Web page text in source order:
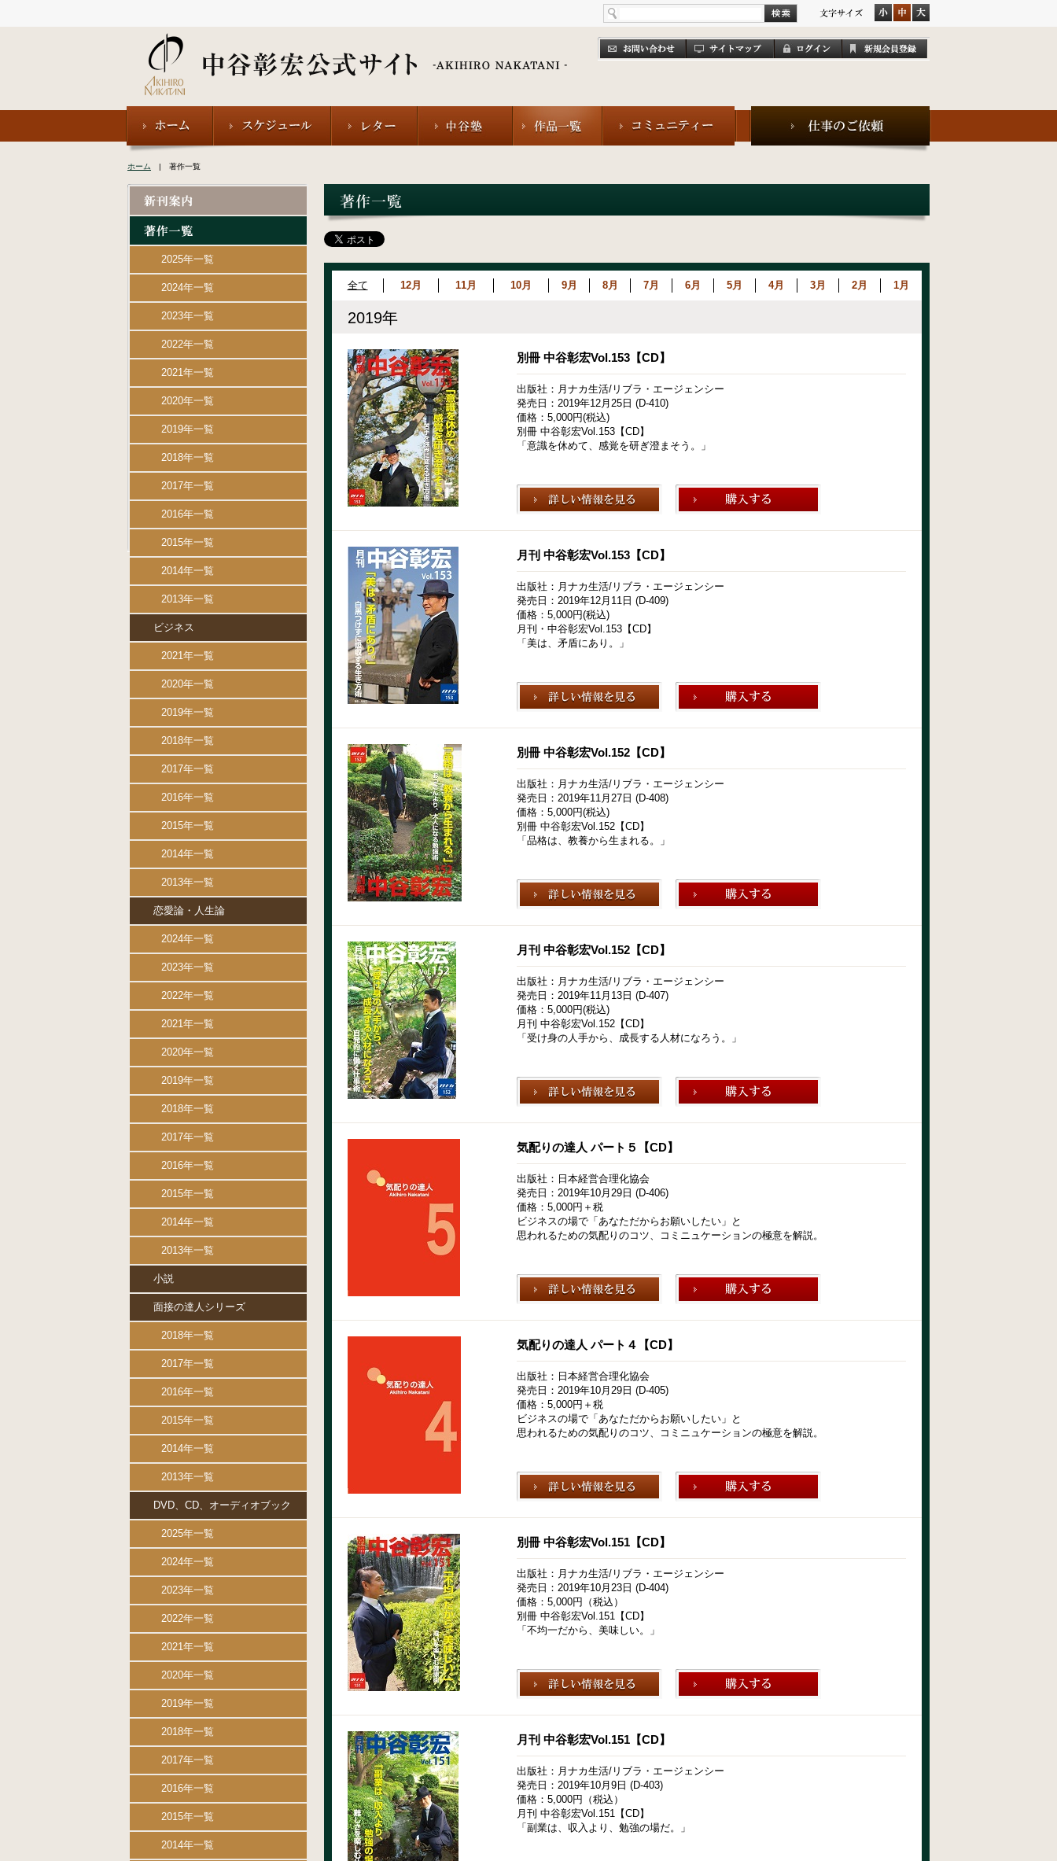
ホーム | 著作一覧
全て 12月 11月 10月 9月 8月 7月 6月 5月 4月 3月 2月 1月
2019年
別冊 中谷彰宏Vol.153【CD】
出版社：月ナカ生活/リブラ・エージェンシー
発売日：2019年12月25日 (D-410)
価格：5,000円(税込)
別冊 中谷彰宏Vol.153【CD】
「意識を休めて、感覚を研ぎ澄まそう。」
月刊 中谷彰宏Vol.153【CD】
出版社：月ナカ生活/リブラ・エージェンシー
発売日：2019年12月11日 (D-409)
価格：5,000円(税込)
月刊・中谷彰宏Vol.153【CD】
「美は、矛盾にあり。」
別冊 中谷彰宏Vol.152【CD】
出版社：月ナカ生活/リブラ・エージェンシー
発売日：2019年11月27日 (D-408)
価格：5,000円(税込)
別冊 中谷彰宏Vol.152【CD】
「品格は、教養から生まれる。」
月刊 中谷彰宏Vol.152【CD】
出版社：月ナカ生活/リブラ・エージェンシー
発売日：2019年11月13日 (D-407)
価格：5,000円(税込)
月刊 中谷彰宏Vol.152【CD】
「受け身の人手から、成長する人材になろう。」
気配りの達人 パート５【CD】
出版社：日本経営合理化協会
発売日：2019年10月29日 (D-406)
価格：5,000円＋税
ビジネスの場で「あなただからお願いしたい」と
思われるための気配りのコツ、コミニュケーションの極意を解説。
気配りの達人 パート４【CD】
出版社：日本経営合理化協会
発売日：2019年10月29日 (D-405)
価格：5,000円＋税
ビジネスの場で「あなただからお願いしたい」と
思われるための気配りのコツ、コミニュケーションの極意を解説。
別冊 中谷彰宏Vol.151【CD】
出版社：月ナカ生活/リブラ・エージェンシー
発売日：2019年10月23日 (D-404)
価格：5,000円（税込）
別冊 中谷彰宏Vol.151【CD】
「不均一だから、美味しい。」
月刊 中谷彰宏Vol.151【CD】
出版社：月ナカ生活/リブラ・エージェンシー
発売日：2019年10月9日 (D-403)
価格：5,000円（税込）
月刊 中谷彰宏Vol.151【CD】
「副業は、収入より、勉強の場だ。」
2025年一覧
2024年一覧
2023年一覧
2022年一覧
2021年一覧
2020年一覧
2019年一覧
2018年一覧
2017年一覧
2016年一覧
2015年一覧
2014年一覧
2013年一覧
ビジネス
2021年一覧
2020年一覧
2019年一覧
2018年一覧
2017年一覧
2016年一覧
2015年一覧
2014年一覧
2013年一覧
恋愛論・人生論
2024年一覧
2023年一覧
2022年一覧
2021年一覧
2020年一覧
2019年一覧
2018年一覧
2017年一覧
2016年一覧
2015年一覧
2014年一覧
2013年一覧
小説
面接の達人シリーズ
2018年一覧
2017年一覧
2016年一覧
2015年一覧
2014年一覧
2013年一覧
DVD、CD、オーディオブック
2025年一覧
2024年一覧
2023年一覧
2022年一覧
2021年一覧
2020年一覧
2019年一覧
2018年一覧
2017年一覧
2016年一覧
2015年一覧
2014年一覧